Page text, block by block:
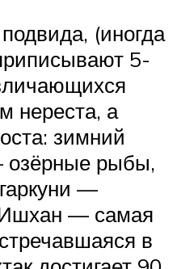
(иногда
5-
нереста, а
зимний
озёрные рыбы,
—
— самая
в